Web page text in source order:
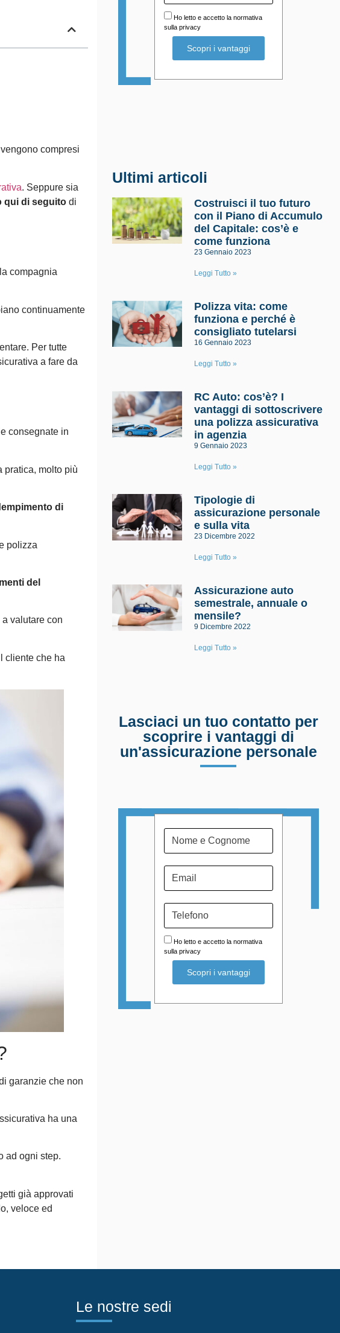
vengono compresi
. Seppure sia
qui di seguito di
compagnia
continuamente
Per tutte
a fare da
consegnate in
pratica, molto più
di
polizza
del
valutare con
cliente che ha
garanzie che non
ha una
ad ogni step.
già approvati
veloce ed
Ho letto e accetto la normativa
sulla privacy
Ultimi articoli
Costruisci il tuo futuro
con il Piano di Accumulo
del Capitale: cos’è e
come funziona
23 Gennaio 2023
Leggi Tutto »
Polizza vita: come
funziona e perché è
consigliato tutelarsi
16 Gennaio 2023
Leggi Tutto »
RC Auto: cos’è? I
vantaggi di sottoscrivere
una polizza assicurativa
in agenzia
9 Gennaio 2023
Leggi Tutto »
Tipologie di
assicurazione personale
e sulla vita
23 Dicembre 2022
Leggi Tutto »
Assicurazione auto
semestrale, annuale o
mensile?
9 Dicembre 2022
Leggi Tutto »
Lasciaci un tuo contatto per
scoprire i vantaggi di
un'assicurazione personale
Ho letto e accetto la normativa
sulla privacy
Le nostre sedi